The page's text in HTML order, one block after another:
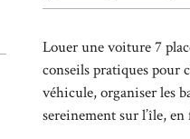
Louer une voiture 7
conseils pratiques pour
véhicule, organiser les
sereinement sur l’île,